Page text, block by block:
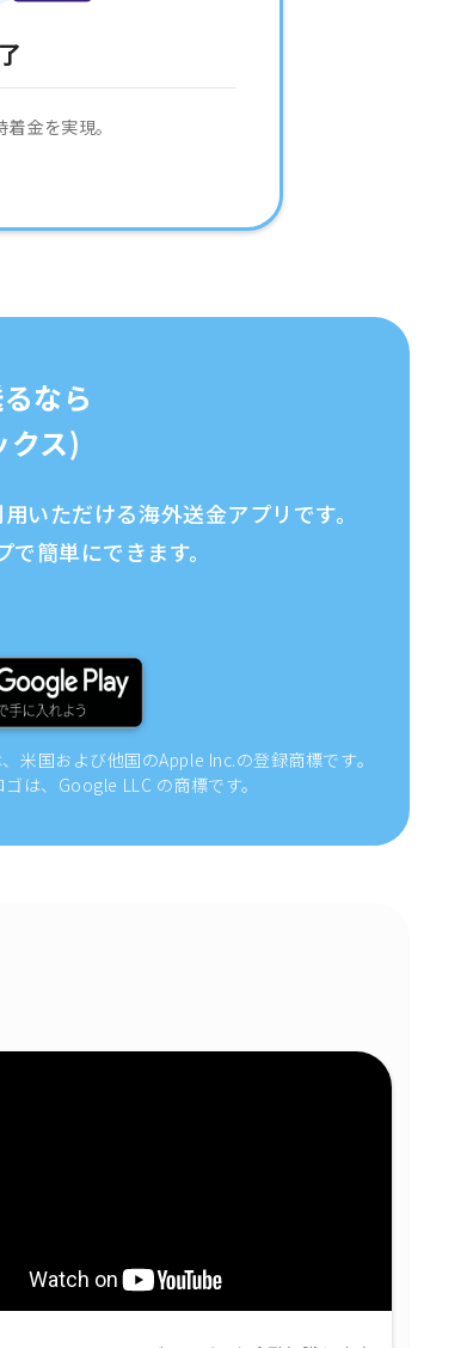
金を実現。
なら
ス)
いただける海外送金アプリです。
簡単にできます。
米国および他国のApple Inc.の登録商標です。
は、Google LLC の商標です。